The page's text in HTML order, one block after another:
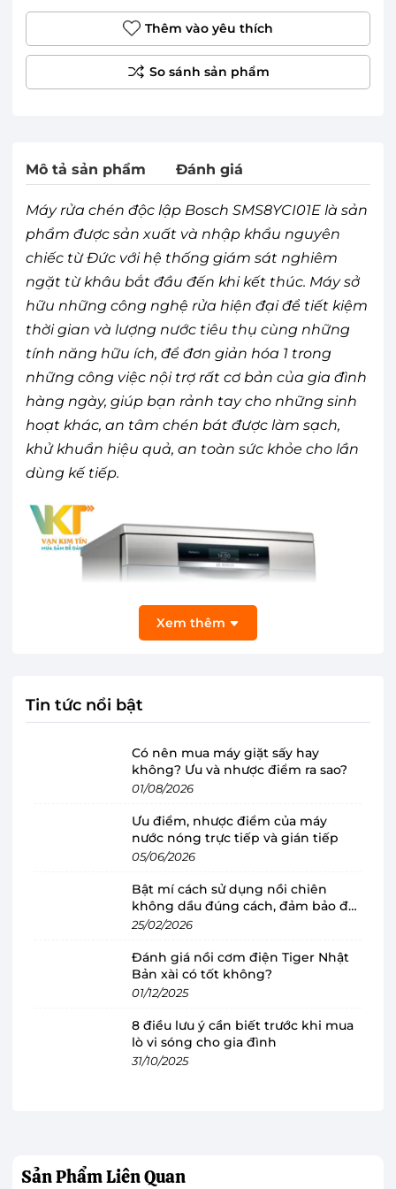
Thêm vào yêu thích
Mô tả sản phẩm Đánh giá
Máy rửa chén độc lập Bosch SMS8YCI01E là sản
phẩm được sản xuất và nhập khẩu nguyên
chiếc từ Đức với hệ thống giám sát nghiêm
ngặt từ khâu bắt đầu đến khi kết thúc. Máy sở
hữu những công nghệ rửa hiện đại để tiết kiệm
thời gian và lượng nước tiêu thụ cùng những
tính năng hữu ích, để đơn giản hóa 1 trong
những công việc nội trợ rất cơ bản của gia đình
hàng ngày, giúp bạn rảnh tay cho những sinh
hoạt khác, an tâm chén bát được làm sạch,
khử khuẩn hiệu quả, an toàn sức khỏe cho lần
dùng kế tiếp.
SMS8YCI01E sở hữu thiết kế gọn đẹp, dễ
kế với chất liệu Inox bạc cao cấp, chất liệu bên
trong ống là thép không gỉ giúp máy có độ bền
bỉ và vẻ đẹp rất ấn tượng, tăng tính thẩm mỹ
cho ngôi nhà. Máy có kích thước nhỏ gọn, dễ
dàng lắp đặt ở nhiều vị trí khác nhau trong
Với công suất 2400 W, máy rửa chén độc lập
Xem thêm
Tin tức nổi bật
Có nên mua máy giặt sấy hay
không? Ưu và nhược điểm ra sao?
01/08/2026
Ưu điểm, nhược điểm của máy
nước nóng trực tiếp và gián tiếp
05/06/2026
Bật mí cách sử dụng nồi chiên
không dầu đúng cách, đảm bảo độ
bền
25/02/2026
Đánh giá nồi cơm điện Tiger Nhật
Bản xài có tốt không?
01/12/2025
8 điều lưu ý cần biết trước khi mua
lò vi sóng cho gia đình
31/10/2025
Sản PhẩmLiên Quan